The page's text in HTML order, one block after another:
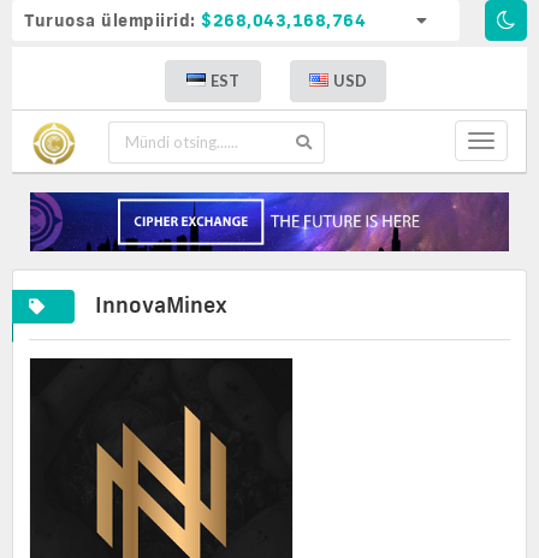
Turuosa ülempiirid: $268,043,168,764
EST USD
Toggle
InnovaMinex